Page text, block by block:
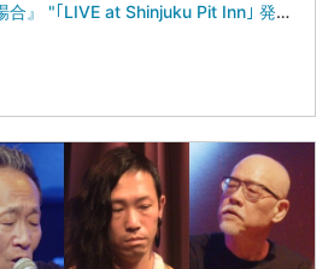
26/07/17 『鳴らした場合』 "｢LIVE at Shinjuku Pit Inn｣ 発売記念ライブ”